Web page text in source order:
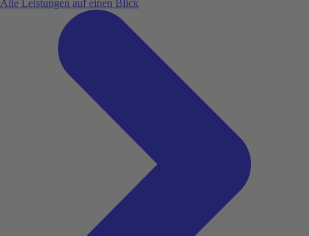
Alle Leistungen auf einen Blick